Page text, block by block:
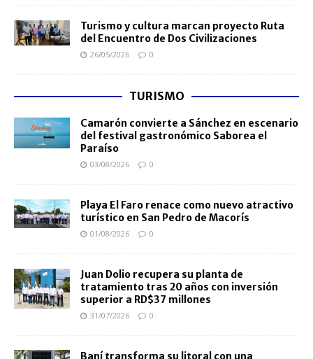
Turismo y cultura marcan proyecto Ruta
del Encuentro de Dos Civilizaciones
26/05/2026 0
TURISMO
Camarón convierte a Sánchez en escenario
del festival gastronómico Saborea el
Paraíso
03/08/2026 0
Playa El Faro renace como nuevo atractivo
turístico en San Pedro de Macorís
01/08/2026 0
Juan Dolio recupera su planta de
tratamiento tras 20 años con inversión
superior a RD$37 millones
31/07/2026 0